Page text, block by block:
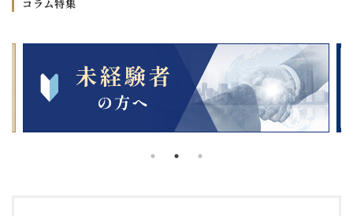
コラム特集